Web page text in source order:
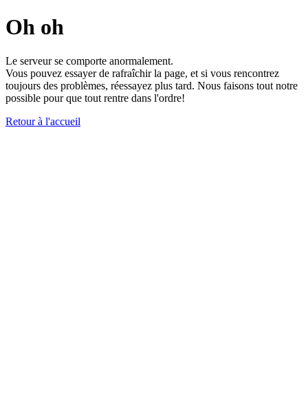
Oh oh
Le serveur se comporte anormalement.
Vous pouvez essayer de rafraîchir la page, et si vous rencontrez
toujours des problèmes, réessayez plus tard. Nous faisons tout notre
possible pour que tout rentre dans l'ordre!
Retour à l'accueil